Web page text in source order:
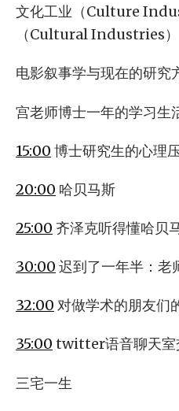
文化工业（Culture
（Cultural Industries）
电影叙事学与现在的研究
宫老师博士一年的学习生
15:00 博士研究生的心理
20:00 哈贝马斯
25:00 齐泽克听得懂哈贝
30:00 迟到了一年半：老
32:00 对做学术的朋友们
35:00 twitter语音聊天室
三宅一生